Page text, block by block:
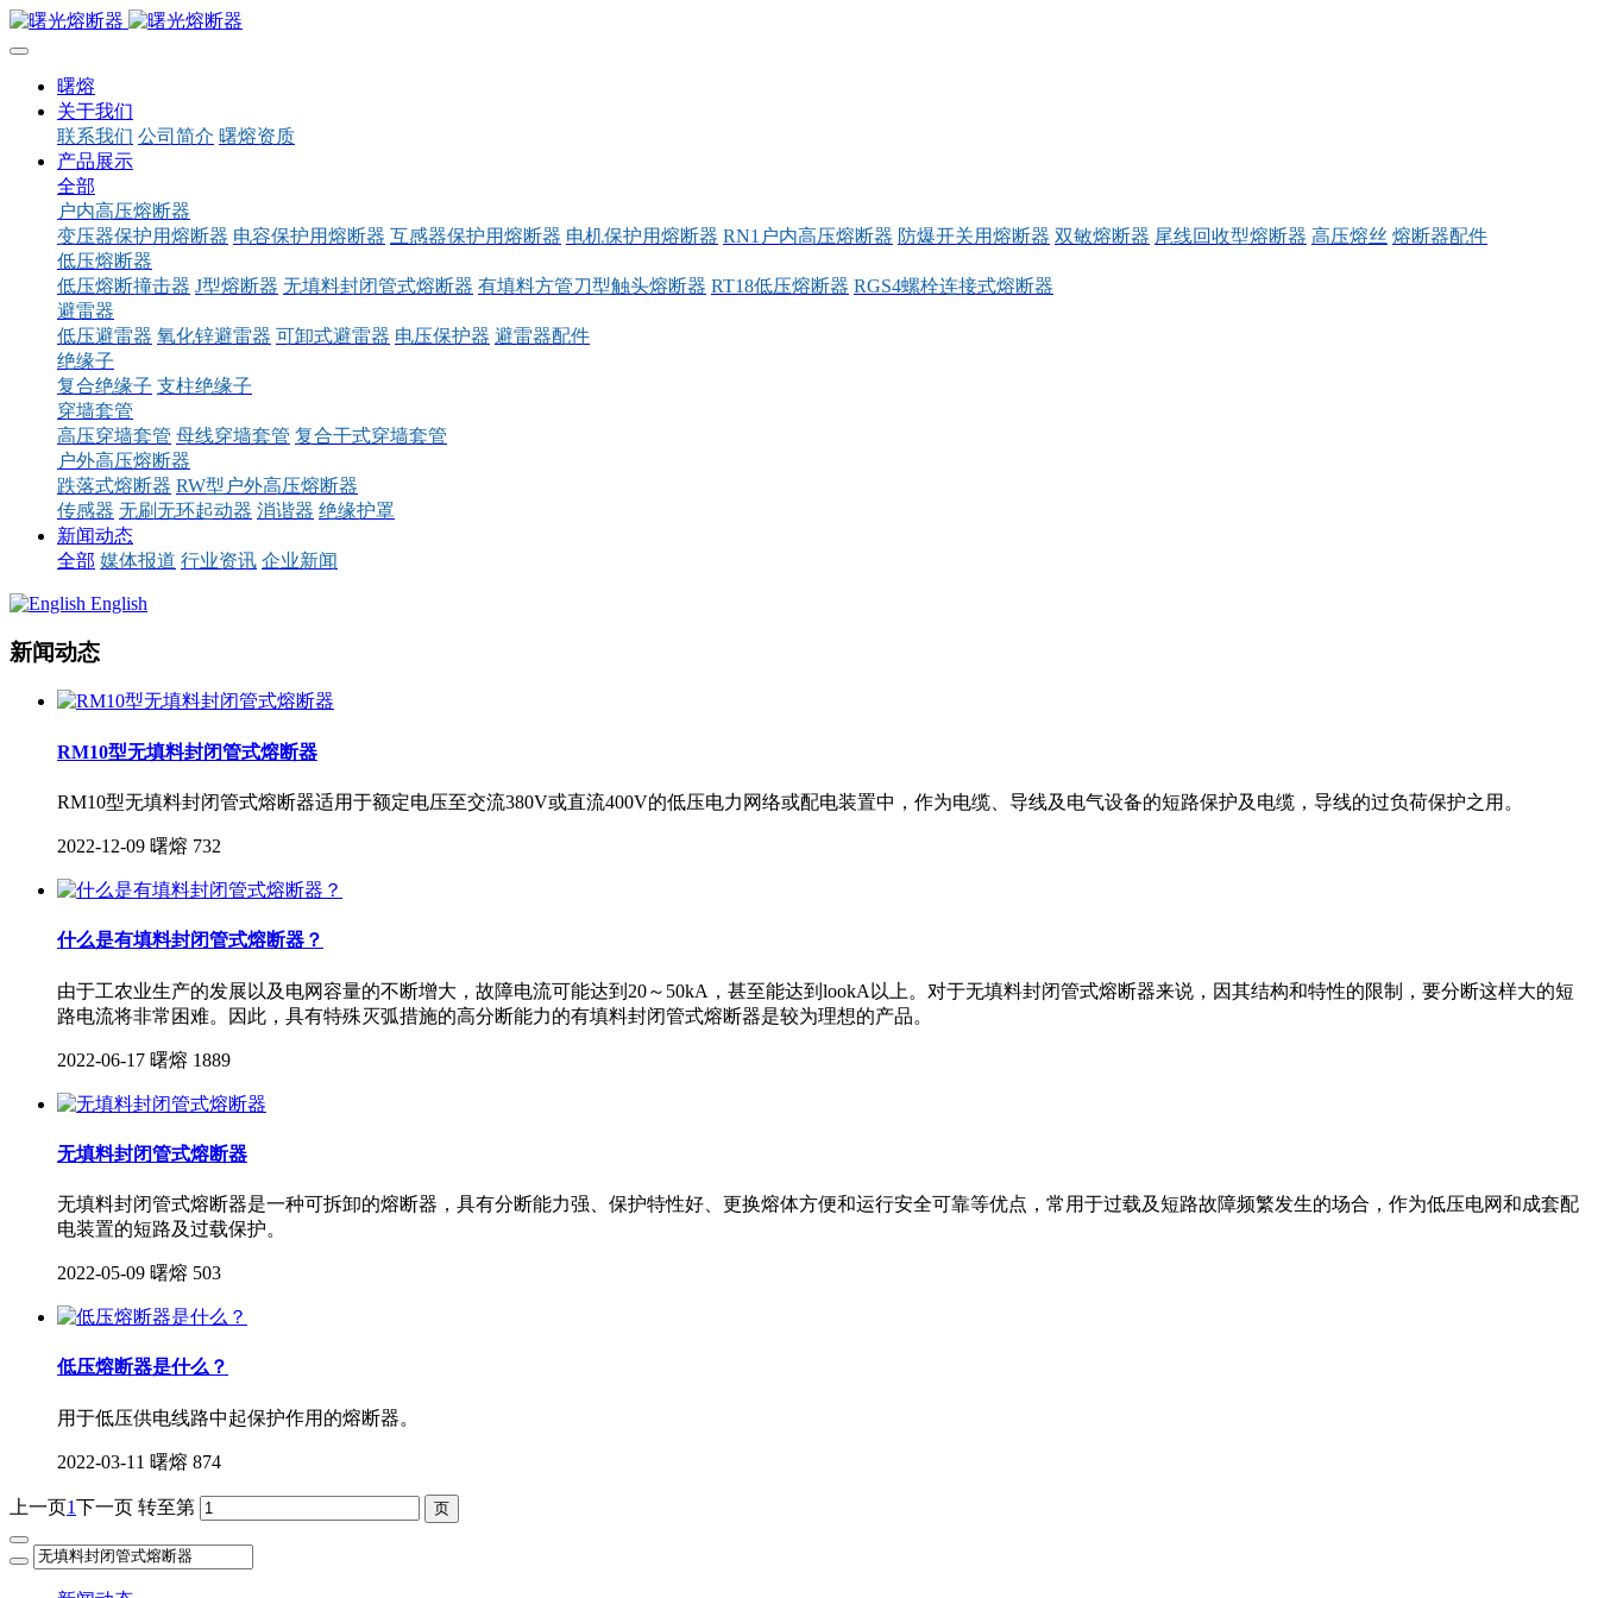
曙熔
关于我们
联系我们 公司简介 曙熔资质
产品展示
全部
户内高压熔断器
变压器保护用熔断器 电容保护用熔断器 互感器保护用熔断器 电机保护用熔断器 RN1户内高压熔断器 防爆开关用熔断器 双敏熔断器 尾线回收型熔断器 高压熔丝 熔断器配件
低压熔断器
低压熔断撞击器 J型熔断器 无填料封闭管式熔断器 有填料方管刀型触头熔断器 RT18低压熔断器 RGS4螺栓连接式熔断器
避雷器
低压避雷器 氧化锌避雷器 可卸式避雷器 电压保护器 避雷器配件
绝缘子
复合绝缘子 支柱绝缘子
穿墙套管
高压穿墙套管 母线穿墙套管 复合干式穿墙套管
户外高压熔断器
跌落式熔断器 RW型户外高压熔断器
传感器 无刷无环起动器 消谐器 绝缘护罩
新闻动态
全部 媒体报道 行业资讯 企业新闻
English
新闻动态
RM10型无填料封闭管式熔断器
RM10型无填料封闭管式熔断器适用于额定电压至交流380V或直流400V的低压电力网络或配电装置中，作为电缆、导线及电气设备的短路保护及电缆，导线的过负荷保护之用。
2022-12-09 曙熔 732
什么是有填料封闭管式熔断器？
由于工农业生产的发展以及电网容量的不断增大，故障电流可能达到20～50kA，甚至能达到lookA以上。对于无填料封闭管式熔断器来说，因其结构和特性的限制，要分断这样大的短
路电流将非常困难。因此，具有特殊灭弧措施的高分断能力的有填料封闭管式熔断器是较为理想的产品。
2022-06-17 曙熔 1889
无填料封闭管式熔断器
无填料封闭管式熔断器是一种可拆卸的熔断器，具有分断能力强、保护特性好、更换熔体方便和运行安全可靠等优点，常用于过载及短路故障频繁发生的场合，作为低压电网和成套配
电装置的短路及过载保护。
2022-05-09 曙熔 503
低压熔断器是什么？
用于低压供电线路中起保护作用的熔断器。
2022-03-11 曙熔 874
上一页1下一页 转至第